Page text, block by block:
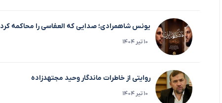
یونس شاهمرادی؛ صدایی که العفاسی را محاکمه کرد
۱۰ تیر ۱۴۰۴
روایتی از خاطرات ماندگار وحید مجتهدزاده
۱۰ تیر ۱۴۰۴